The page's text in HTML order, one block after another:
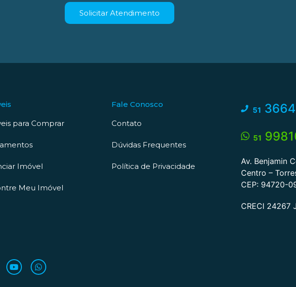
Solicitar Atendimento
para Comprar
Imóvel
Meu Imóvel
Fale Conosco
Contato
Dúvidas Frequentes
Política de Privacidade
51
51
Av. Benjamin
Centro –
CEP: 94720-
CRECI 24267